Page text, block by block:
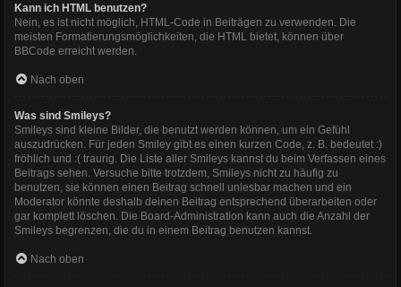
Kann ich HTML benutzen?
Nein, es ist nicht möglich, HTML-Code in Beiträgen zu verwenden. Die
meisten Formatierungsmöglichkeiten, die HTML bietet, können über
BBCode erreicht werden.
Nach oben
Was sind Smileys?
Smileys sind kleine Bilder, die benutzt werden können, um ein Gefühl
auszudrücken. Für jeden Smiley gibt es einen kurzen Code, z. B. bedeutet :)
fröhlich und :( traurig. Die Liste aller Smileys kannst du beim Verfassen eines
Beitrags sehen. Versuche bitte trotzdem, Smileys nicht zu häufig zu
benutzen, sie können einen Beitrag schnell unlesbar machen und ein
Moderator könnte deshalb deinen Beitrag entsprechend überarbeiten oder
gar komplett löschen. Die Board-Administration kann auch die Anzahl der
Smileys begrenzen, die du in einem Beitrag benutzen kannst.
Nach oben